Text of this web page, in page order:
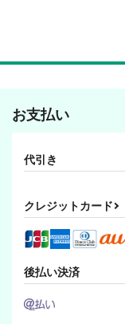
お支払い
代引き
クレジットカード
後払い決済